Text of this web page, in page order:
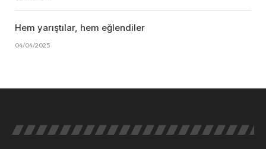
Hem yarıştılar, hem eğlendiler
04/04/2025